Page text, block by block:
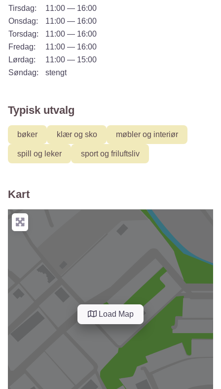
Tirsdag:
11:00 — 16:00
Onsdag:
11:00 — 16:00
Torsdag:
11:00 — 16:00
Fredag:
11:00 — 16:00
Lørdag:
11:00 — 15:00
Søndag:
stengt
Typisk utvalg
bøker klær og sko møbler og interiør
spill og leker sport og friluftsliv
Kart
Load Map